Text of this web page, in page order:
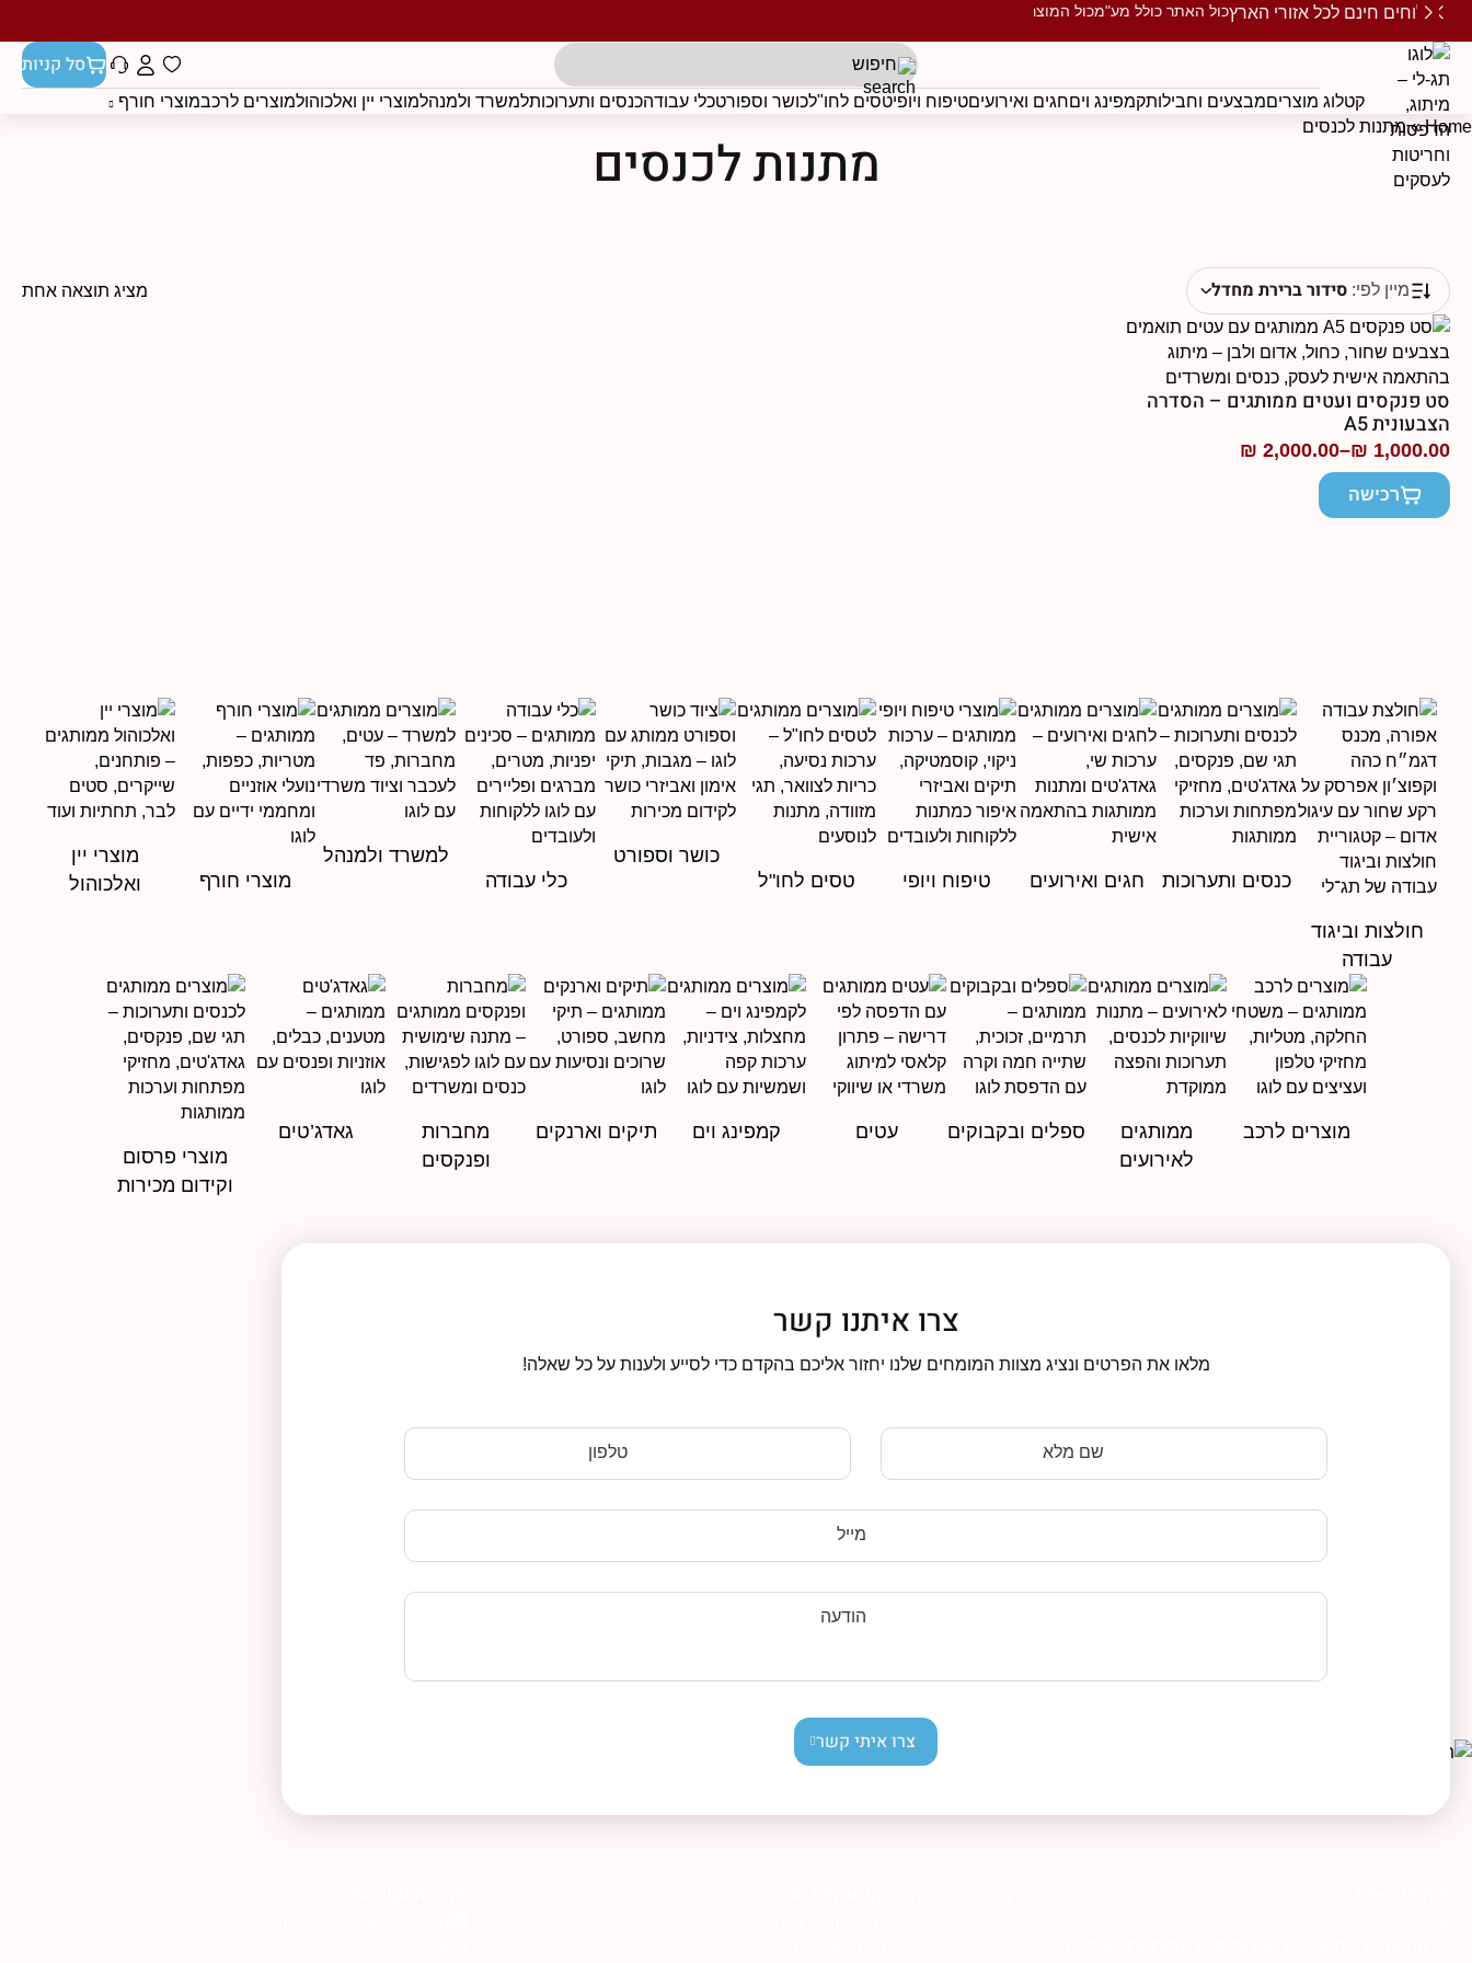
משלוחים חינם לכל אזורי הארץכול האתר כולל מע"מכול המוצרים ממותגים לפי בקשת הלקוח
סל קניות
קטלוג מוצריםמבצעים וחבילותקמפינג ויםחגים ואירועיםטיפוח ויופיטסים לחו"לכושר וספורטכלי עבודהכנסים ותערוכותלמשרד ולמנהלמוצרי יין ואלכוהולמוצרים לרכבמוצרי חורף
Home
»מתנות לכנסים
מתנות לכנסים
מציג תוצאה אחת מיין לפי: סידור ברירת מחדל
סט פנקסים ועטים ממותגים – הסדרה
הצבעונית A5
₪ 1,000.00
–
₪ 2,000.00
טווח
מחירים:רכישה
חולצות וביגוד
עבודה
כנסים ותערוכות חגים ואירועים טיפוח ויופי טסים לחו"ל
כושר וספורט
כלי עבודה
למשרד ולמנהל
מוצרי חורף
מוצרי יין
ואלכוהול
מוצרים לרכב
ממותגים
לאירועים
ספלים ובקבוקים עטים קמפינג וים תיקים וארנקים
מחברות
ופנקסים
גאדג’טים
מוצרי פרסום
וקידום מכירות
צרו איתנו קשר
מלאו את הפרטים ונציג מצוות המומחים שלנו יחזור אליכם בהקדם כדי לסייע ולענות על כל שאלה!
שם מלא טלפון
מייל
הודעה
צרו איתי קשר